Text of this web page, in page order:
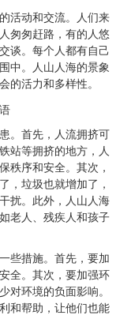
活动和交流。人们来
匆匆赶路，有的人悠
谈。每个人都有自己
中。人山人海的景象
的活力和多样性。
。首先，人流拥挤可
站等拥挤的地方，人
秩序和安全。其次，
，垃圾也就增加了，
扰。此外，人山人海
老人、残疾人和孩子
些措施。首先，要加
全。其次，要加强环
对环境的负面影响。
和帮助，让他们也能